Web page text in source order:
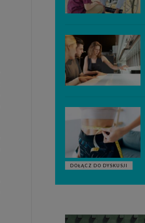
DOŁĄCZ DO DYSKUSJI